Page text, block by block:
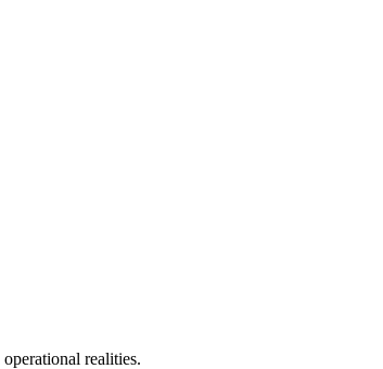
realities.